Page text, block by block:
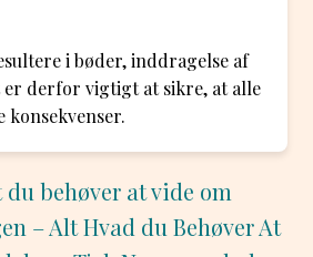
i bøder, inddragelse af
er derfor vigtigt at sikre, at alle
du behøver at vide om
– Alt Hvad du Behøver At